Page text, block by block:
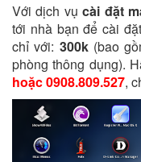
Với dịch vụcài đặt
tới nhà bạn để cài
chỉ với: 300k(bao
phòng thông dụng).
hoặc 0908.809.527,